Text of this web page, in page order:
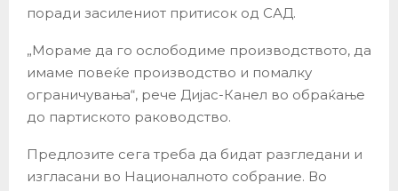
поради засилениот притисок од САД.
„Мораме да го ослободиме производството, да
имаме повеќе производство и помалку
ограничувања“, рече Дијас-Канел во обраќање
до партиското раководство.
Предлозите сега треба да бидат разгледани и
изгласани во Националното собрание. Во